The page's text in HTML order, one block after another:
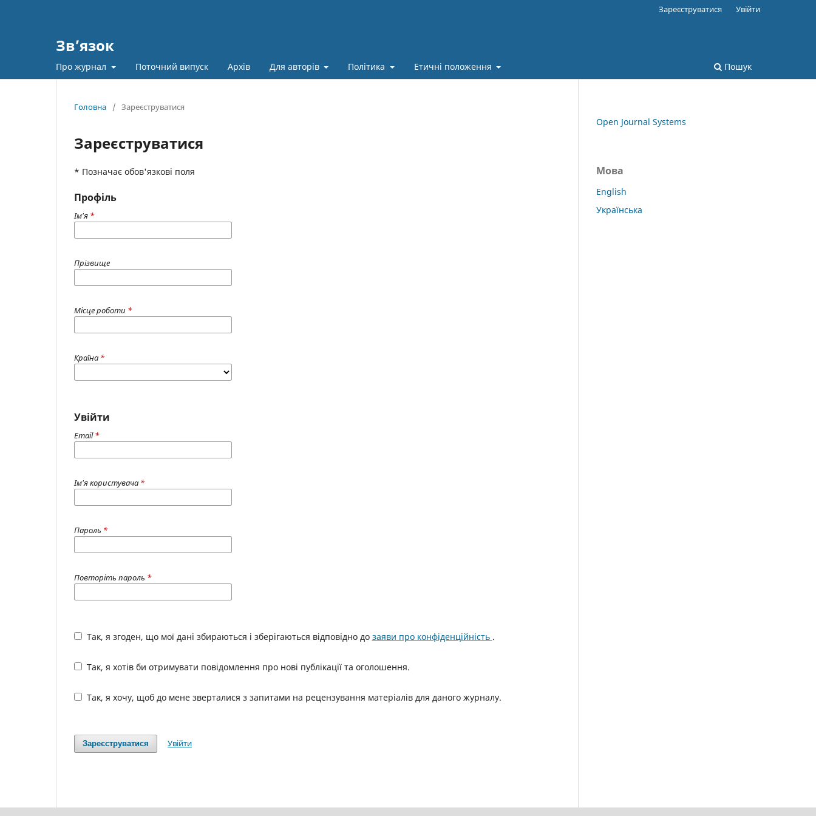
Зв’язок
Про журнал Поточний випуск Архів Для авторів Політика Етичні положення Пошук
Зареєструватися Увійти
Головна / Зареєструватися
Зареєструватися
* Позначає обов'язкові поля
Профіль
Ім'я *
Прізвище
Місце роботи *
Країна *
Увійти
Email*
Ім'я користувача *
Пароль *
Повторіть пароль *
Так, я згоден, що мої дані збираються і зберігаються відповідно до заяви про конфіденційність .
Так, я хотів би отримувати повідомлення про нові публікації та оголошення.
Так, я хочу, щоб до мене зверталися з запитами на рецензування матеріалів для даного журналу.
Зареєструватися Увійти
Open Journal Systems
Мова
English
Українська